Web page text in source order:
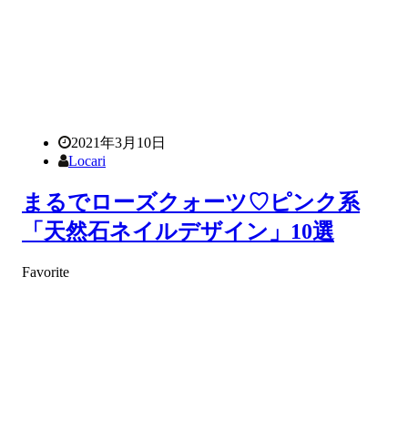
2021年3月10日
Locari
まるでローズクォーツ♡ピンク系
「天然石ネイルデザイン」10選
Favorite